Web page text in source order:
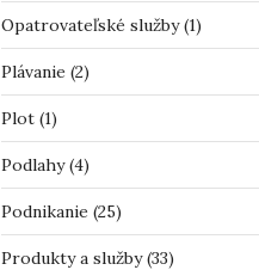
Opatrovateľské služby(1)
Plávanie (2)
Plot(1)
Podlahy(4)
Podnikanie (25)
Produkty a služby(33)